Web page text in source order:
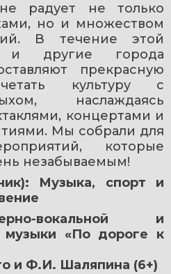
радует не только
но и множеством
В течение этой
и другие города
прекрасную
культуру с
наслаждаясь
концертами и
Мы собрали для
которые
незабываемым!
Музыка, спорт и
вокальной и
музыки «По дороге к
и Ф.И. Шаляпина (6+)